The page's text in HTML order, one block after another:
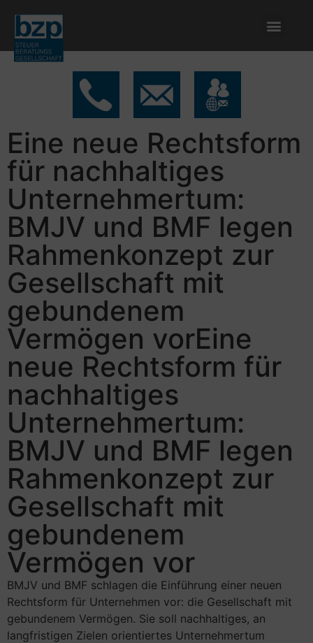
Eine neue Rechtsform
für nachhaltiges
Unternehmertum:
BMJV und BMF legen
Rahmenkonzept zur
Gesellschaft mit
gebundenem
Vermögen vorEine
neue Rechtsform für
nachhaltiges
Unternehmertum:
BMJV und BMF legen
Rahmenkonzept zur
Gesellschaft mit
gebundenem
Vermögen vor
BMJV und BMF schlagen die Einführung einer neuen
Rechtsform für Unternehmen vor: die Gesellschaft mit
gebundenem Vermögen. Sie soll nachhaltiges, an
langfristigen Zielen orientiertes Unternehmertum